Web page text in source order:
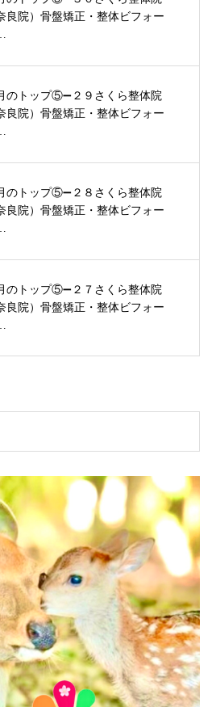
良院）骨盤矯正・整体ビフォー
のトップ⑤➖２９さくら整体院
良院）骨盤矯正・整体ビフォー
のトップ⑤➖２８さくら整体院
良院）骨盤矯正・整体ビフォー
のトップ⑤➖２７さくら整体院
良院）骨盤矯正・整体ビフォー